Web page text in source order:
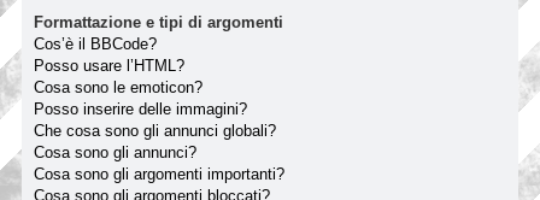
Formattazione e tipi di argomenti
Cos’è il BBCode?
Posso usare l’HTML?
Cosa sono le emoticon?
Posso inserire delle immagini?
Che cosa sono gli annunci globali?
Cosa sono gli annunci?
Cosa sono gli argomenti importanti?
Cosa sono gli argomenti bloccati?